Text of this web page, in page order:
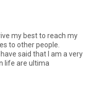
my best to reach my
to other people.
said that I am a very
life are ultima